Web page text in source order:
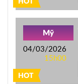
HOT
Mỹ
04/03/2026
15h00